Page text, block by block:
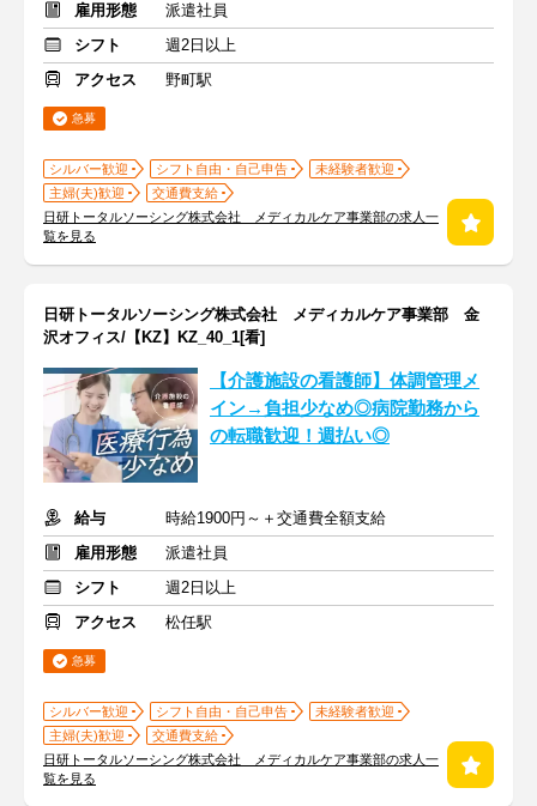
雇用形態
派遣社員
シフト
週2日以上
アクセス
野町駅
急募
シルバー歓迎 シフト自由・自己申告
未経験者歓迎
主婦(夫)歓迎
交通費支給
日研トータルソーシング株式会社 メディカルケア事業部の求人一
覧を見る
日研トータルソーシング株式会社 メディカルケア事業部 金
沢オフィス/【KZ】KZ_40_1[看]
【介護施設の看護師】体調管理メ
イン→負担少なめ◎病院勤務から
の転職歓迎！週払い◎
給与
時給1900円～＋交通費全額支給
雇用形態
派遣社員
シフト
週2日以上
アクセス
松任駅
急募
シルバー歓迎 シフト自由・自己申告
未経験者歓迎
主婦(夫)歓迎
交通費支給
日研トータルソーシング株式会社 メディカルケア事業部の求人一
覧を見る